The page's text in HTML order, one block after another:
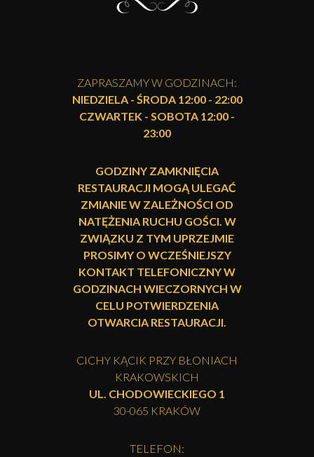
ZAPRASZAMY W GODZINACH:
NIEDZIELA - ŚRODA 12:00 - 22:00
CZWARTEK - SOBOTA 12:00 -
23:00
GODZINY ZAMKNIĘCIA
RESTAURACJI MOGĄ ULEGAĆ
ZMIANIE W ZALEŻNOŚCI OD
NATĘŻENIA RUCHU GOŚCI. W
ZWIĄZKU Z TYM UPRZEJMIE
PROSIMY O WCZEŚNIEJSZY
KONTAKT TELEFONICZNY W
GODZINACH WIECZORNYCH W
CELU POTWIERDZENIA
OTWARCIA RESTAURACJI.
CICHY KĄCIK PRZY BŁONIACH
KRAKOWSKICH
UL. CHODOWIECKIEGO 1
30-065 KRAKÓW
TELEFON: